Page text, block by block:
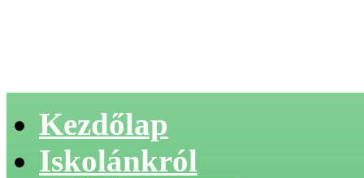
Kezdőlap
Iskolánkról